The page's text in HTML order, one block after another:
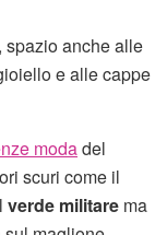
spazio anche alle
e alle cappe
modadel
scuri come il
verde militare ma